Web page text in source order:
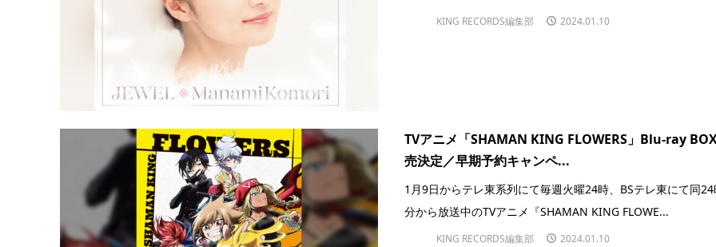
KING RECORDS編集部 2024.01.10
TVアニメ「SHAMAN KING FLOWERS」Blu-ray
売決定／早期予約キャンペ...
1月9日からテレ東系列にて毎週火曜24時、BSテレ東にて同
分から放送中のTVアニメ『SHAMAN KING FLOWE...
KING RECORDS編集部 2024.01.10